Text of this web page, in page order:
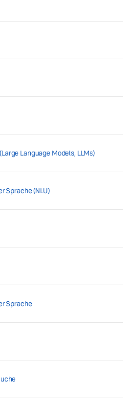
Language Models, LLMs)
Sprache (NLU)
Sprache